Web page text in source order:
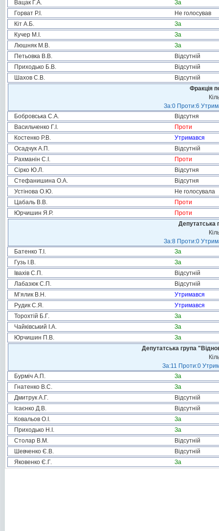
Вацак Г.А.
За
Горват Р.І.
Не голосував
Кіт А.Б.
За
Кучер М.І.
За
Люшняк М.В.
За
Петьовка В.В.
Відсутній
Приходько Б.В.
Відсутній
Шахов С.В.
Відсутній
Фракція
За:0 Проти:6
Бобровська С.А.
Відсутня
Васильченко Г.І.
Проти
Костенко Р.В.
Утримався
Осадчук А.П.
Відсутній
Рахманін С.І.
Проти
Сірко Ю.Л.
Відсутня
Стефанишина О.А.
Відсутня
Устінова О.Ю.
Не голосувала
Цабаль В.В.
Проти
Юрчишин Я.Р.
Проти
Депутатська
За:8 Проти:0
Батенко Т.І.
За
Гузь І.В.
За
Івахів С.П.
Відсутній
Лабазюк С.П.
Відсутній
М’ялик В.Н.
Утримався
Рудик С.Я.
Утримався
Торохтій Б.Г.
За
Чайківський І.А.
За
Юрчишин П.В.
За
Депутатська група
За:11 Проти:0
Бурміч А.П.
За
Гнатенко В.С.
За
Дмитрук А.Г.
Відсутній
Ісаєнко Д.В.
Відсутній
Ковальов О.І.
За
Приходько Н.І.
За
Столар В.М.
Відсутній
Шевченко Є.В.
Відсутній
Яковенко Є.Г.
За